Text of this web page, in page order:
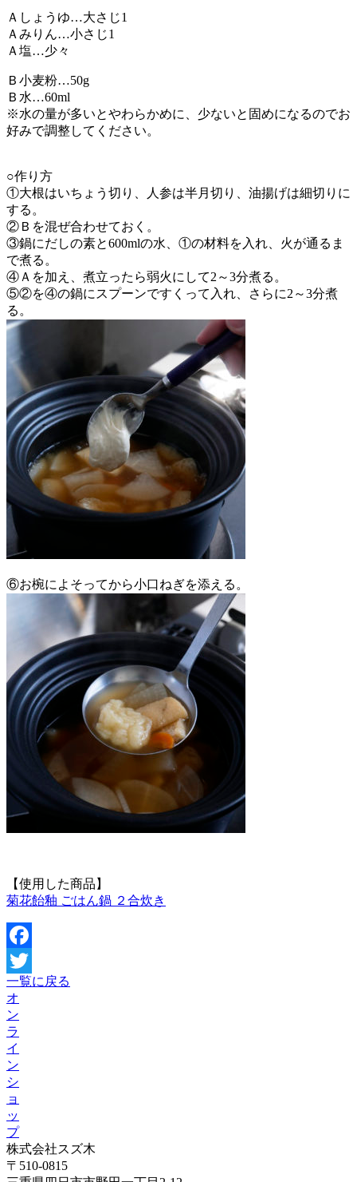
Ａしょうゆ…大さじ1
Ａみりん…小さじ1
Ａ塩…少々
Ｂ小麦粉…50g
Ｂ水…60ml
※水の量が多いとやわらかめに、少ないと固めになるのでお
好みで調整してください。
○作り方
①大根はいちょう切り、人参は半月切り、油揚げは細切りに
する。
②Ｂを混ぜ合わせておく。
③鍋にだしの素と600mlの水、①の材料を入れ、火が通るま
で煮る。
④Ａを加え、煮立ったら弱火にして2～3分煮る。
⑤②を④の鍋にスプーンですくって入れ、さらに2～3分煮
る。
⑥お椀によそってから小口ねぎを添える。
【使用した商品】
菊花飴釉 ごはん鍋 ２合炊き
Facebook
Twitter
一覧に戻る
オ
ン
ラ
イ
ン
シ
ョ
ッ
プ
株式会社スズ木
〒510-0815